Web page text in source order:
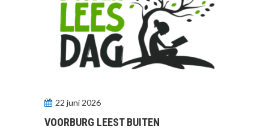
22 juni 2026
VOORBURG LEEST BUITEN